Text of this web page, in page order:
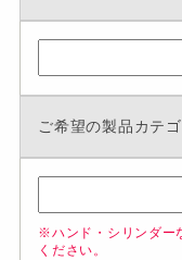
ご希望の製品カテ
※ハンド・シリンダー
ください。